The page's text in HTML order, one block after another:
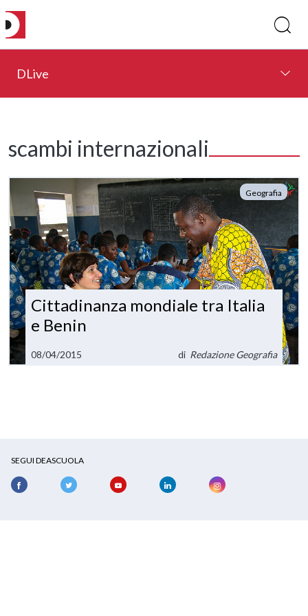
DLive
scambi internazionali
Geografia
Cittadinanza mondiale tra Italia
e Benin
08/04/2015 di Redazione Geografia
SEGUI DEASCUOLA